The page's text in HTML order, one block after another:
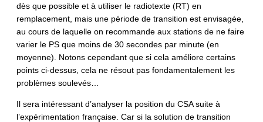
dès que possible et à utiliser le radiotexte (RT) en
remplacement, mais une période de transition est envisagée,
au cours de laquelle on recommande aux stations de ne faire
varier le PS que moins de 30 secondes par minute (en
moyenne). Notons cependant que si cela améliore certains
points ci-dessus, cela ne résout pas fondamentalement les
problèmes soulevés…
Il sera intéressant d’analyser la position du CSA suite à
l’expérimentation française. Car si la solution de transition